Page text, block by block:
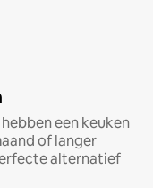
een keuken
of langer
alternatief